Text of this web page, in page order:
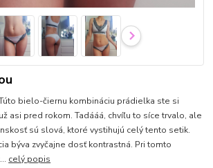
bielo-čiernu kombináciu prádielka ste si
asi pred rokom. Tadááá, chvíľu to síce trvalo, ale
sú slová, ktoré vystihujú celý tento setik.
býva zvyčajne dosť kontrastná. Pri tomto
celý popis